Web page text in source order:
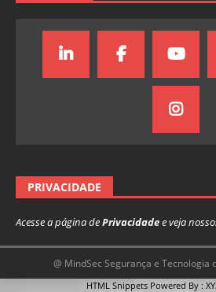
PRIVACIDADE
Acesse a página dePrivacidadee veja
@ MindSec Segurança e Tecnologia
HTML SnippetsPowered By :